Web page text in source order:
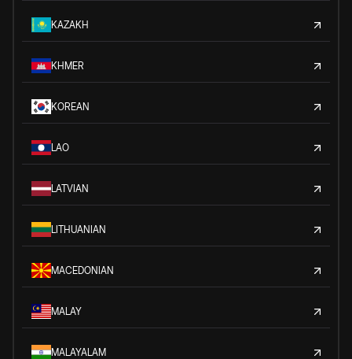
KAZAKH
KHMER
KOREAN
LAO
LATVIAN
LITHUANIAN
MACEDONIAN
MALAY
MALAYALAM